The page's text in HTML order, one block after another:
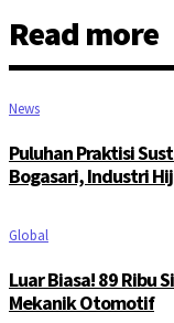
Read more
News
Puluhan Praktisi
Bogasari, Industri
Global
Luar Biasa! 89 Ribu
Mekanik Otomotif